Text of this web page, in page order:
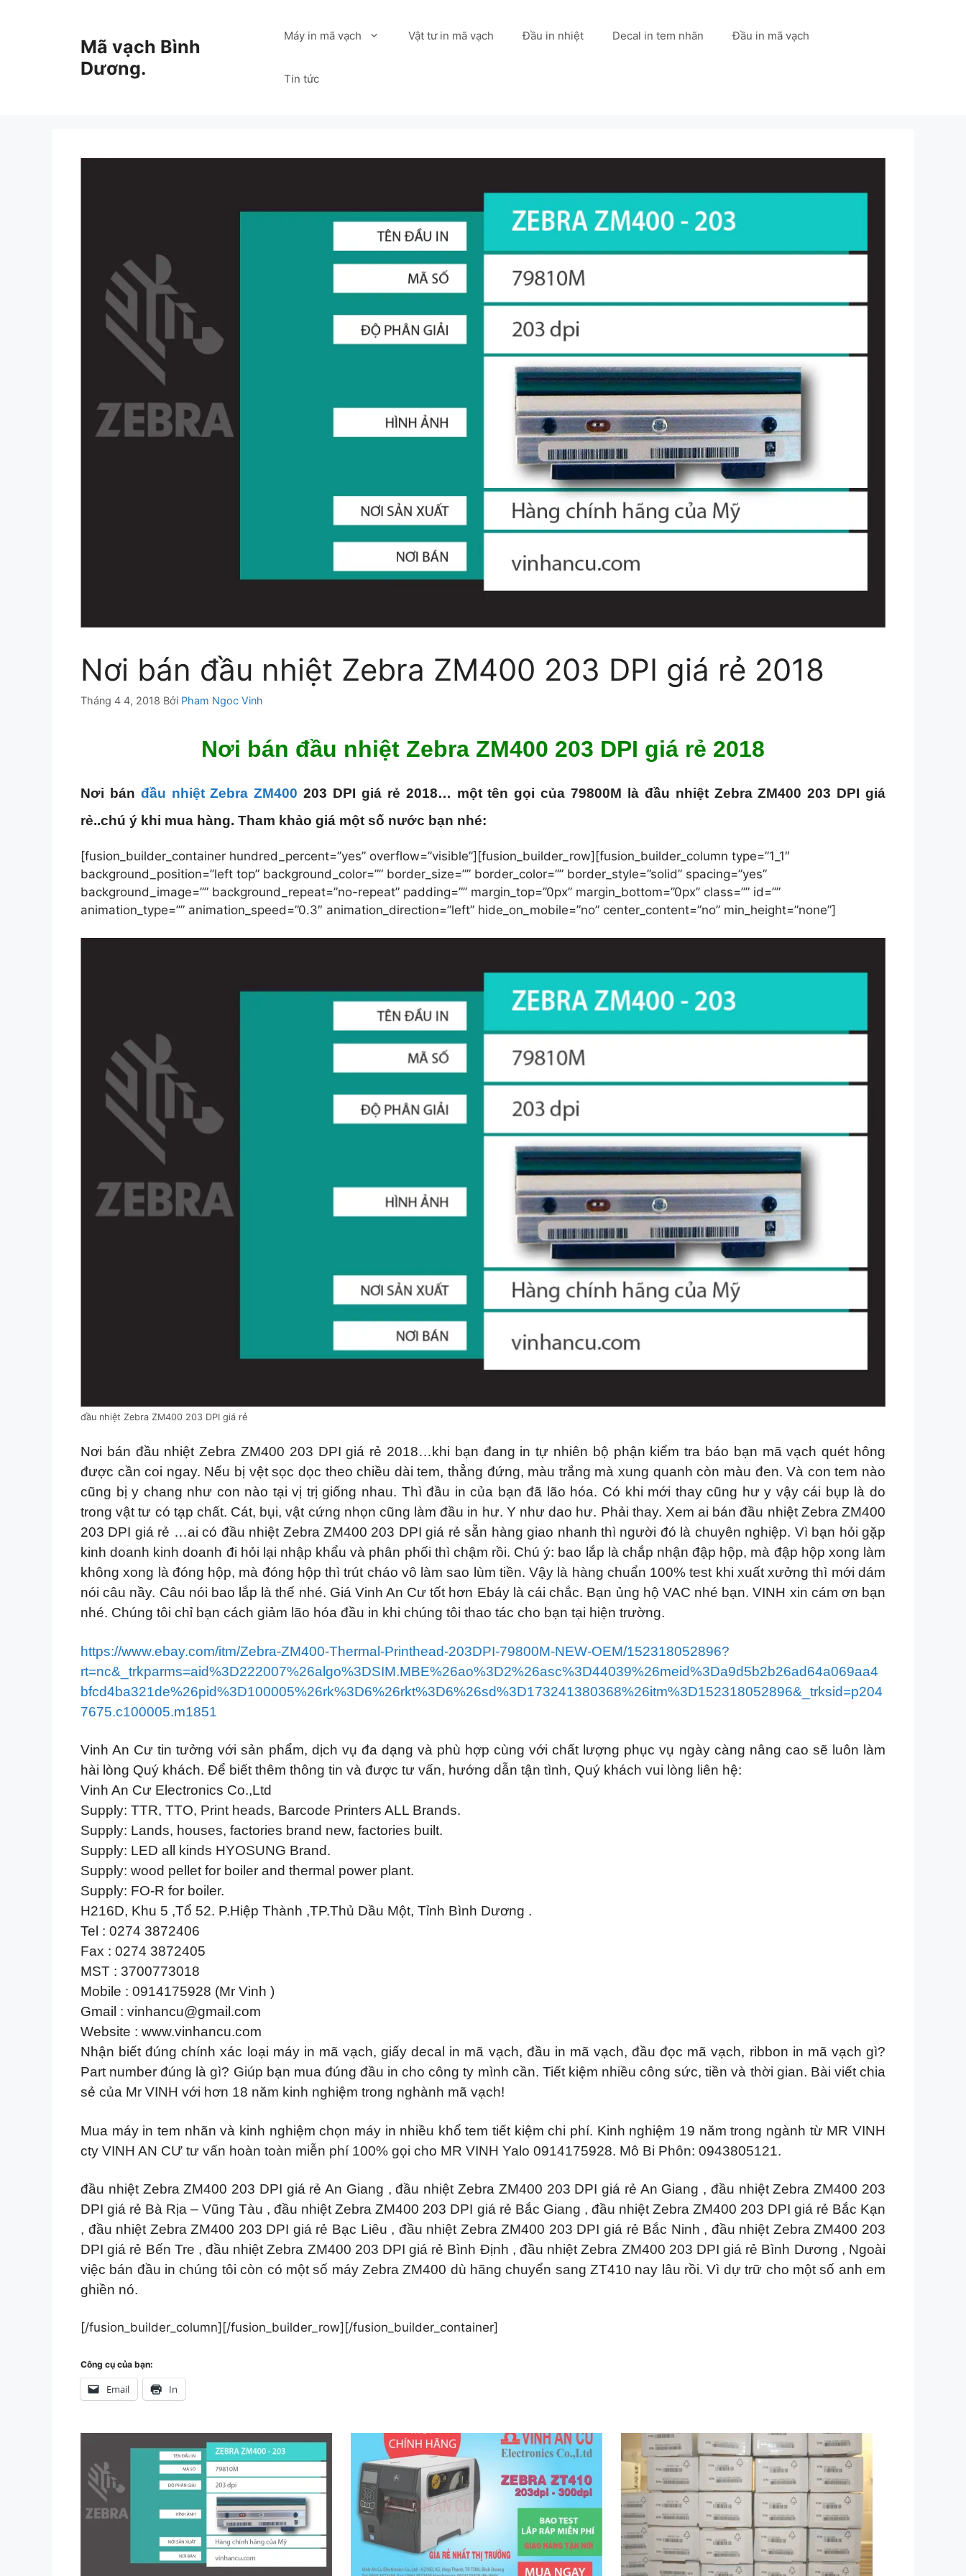
Mã vạch Bình
Dương.
Máy in mã vạch Vật tư in mã vạch Đầu in nhiệt Decal in tem nhãn Đầu in mã vạch
Tin tức
Nơi bán đầu nhiệt Zebra ZM400 203 DPI giá rẻ 2018
Tháng 4 4, 2018 Bởi Pham Ngoc Vinh
Nơi bán đầu nhiệt Zebra ZM400 203 DPI giá rẻ 2018
Nơi bán đầu nhiệt Zebra ZM400203 DPI giá rẻ 2018… một tên gọi của 79800M là đầu nhiệt Zebra ZM400 203 DPI giá
rẻ..chú ý khi mua hàng. Tham khảo giá một số nước bạn nhé:
[fusion_builder_container hundred_percent=”yes” overflow=”visible”][fusion_builder_row][fusion_builder_column type=”1_1″
background_position=”left top” background_color=”” border_size=”” border_color=”” border_style=”solid” spacing=”yes”
background_image=”” background_repeat=”no-repeat” padding=”” margin_top=”0px” margin_bottom=”0px” class=”” id=””
animation_type=”” animation_speed=”0.3″ animation_direction=”left” hide_on_mobile=”no” center_content=”no” min_height=”none”]
đầu nhiệt Zebra ZM400 203 DPI giá rẻ
Nơi bán đầu nhiệt Zebra ZM400 203 DPI giá rẻ 2018…khi bạn đang in tự nhiên bộ phận kiểm tra báo bạn mã vạch quét hông
được cần coi ngay. Nếu bị vệt sọc dọc theo chiều dài tem, thẳng đứng, màu trắng mà xung quanh còn màu đen. Và con tem nào
cũng bị y chang như con nào tại vị trị giống nhau. Thì đầu in của bạn đã lão hóa. Có khi mới thay cũng hư y vậy cái bụp là do
trong vật tư có tạp chất. Cát, bụi, vật cứng nhọn cũng làm đầu in hư. Y như dao hư. Phải thay. Xem ai bán đầu nhiệt Zebra ZM400
203 DPI giá rẻ …ai có đầu nhiệt Zebra ZM400 203 DPI giá rẻ sẵn hàng giao nhanh thì người đó là chuyên nghiệp. Vì bạn hỏi gặp
kinh doanh kinh doanh đi hỏi lại nhập khẩu và phân phối thì chậm rồi. Chú ý: bao lắp là chắp nhận đập hộp, mà đập hộp xong làm
không xong là đóng hộp, mà đóng hộp thì trút cháo vô làm sao lùm tiền. Vậy là hàng chuẩn 100% test khi xuất xưởng thì mới dám
nói câu nầy. Câu nói bao lắp là thế nhé. Giá Vinh An Cư tốt hơn Ebáy là cái chắc. Bạn ủng hộ VAC nhé bạn. VINH xin cám ơn bạn
nhé. Chúng tôi chỉ bạn cách giảm lão hóa đầu in khi chúng tôi thao tác cho bạn tại hiện trường.
https://www.ebay.com/itm/Zebra-ZM400-Thermal-Printhead-203DPI-79800M-NEW-OEM/152318052896?
rt=nc&_trkparms=aid%3D222007%26algo%3DSIM.MBE%26ao%3D2%26asc%3D44039%26meid%3Da9d5b2b26ad64a069aa4
bfcd4ba321de%26pid%3D100005%26rk%3D6%26rkt%3D6%26sd%3D173241380368%26itm%3D152318052896&_trksid=p204
7675.c100005.m1851
Vinh An Cư tin tưởng với sản phẩm, dịch vụ đa dạng và phù hợp cùng với chất lượng phục vụ ngày càng nâng cao sẽ luôn làm
hài lòng Quý khách. Để biết thêm thông tin và được tư vấn, hướng dẫn tận tình, Quý khách vui lòng liên hệ:
Vinh An Cư Electronics Co.,Ltd
Supply: TTR, TTO, Print heads, Barcode Printers ALL Brands.
Supply: Lands, houses, factories brand new, factories built.
Supply: LED all kinds HYOSUNG Brand.
Supply: wood pellet for boiler and thermal power plant.
Supply: FO-R for boiler.
H216D, Khu 5 ,Tổ 52. P.Hiệp Thành ,TP.Thủ Dầu Một, Tỉnh Bình Dương .
Tel : 0274 3872406
Fax : 0274 3872405
MST : 3700773018
Mobile : 0914175928 (Mr Vinh )
Gmail : vinhancu@gmail.com
Website : www.vinhancu.com
Nhận biết đúng chính xác loại máy in mã vạch, giấy decal in mã vạch, đầu in mã vạch, đầu đọc mã vạch, ribbon in mã vạch gì?
Part number đúng là gì? Giúp bạn mua đúng đầu in cho công ty mình cần. Tiết kiệm nhiều công sức, tiền và thời gian. Bài viết chia
sẻ của Mr VINH với hơn 18 năm kinh nghiệm trong nghành mã vạch!
Mua máy in tem nhãn và kinh nghiệm chọn máy in nhiều khổ tem tiết kiệm chi phí. Kinh nghiệm 19 năm trong ngành từ MR VINH
cty VINH AN CƯ tư vấn hoàn toàn miễn phí 100% gọi cho MR VINH Yalo 0914175928. Mô Bi Phôn: 0943805121.
đầu nhiệt Zebra ZM400 203 DPI giá rẻ An Giang , đầu nhiệt Zebra ZM400 203 DPI giá rẻ An Giang , đầu nhiệt Zebra ZM400 203
DPI giá rẻ Bà Rịa – Vũng Tàu , đầu nhiệt Zebra ZM400 203 DPI giá rẻ Bắc Giang , đầu nhiệt Zebra ZM400 203 DPI giá rẻ Bắc Kạn
, đầu nhiệt Zebra ZM400 203 DPI giá rẻ Bạc Liêu , đầu nhiệt Zebra ZM400 203 DPI giá rẻ Bắc Ninh , đầu nhiệt Zebra ZM400 203
DPI giá rẻ Bến Tre , đầu nhiệt Zebra ZM400 203 DPI giá rẻ Bình Định , đầu nhiệt Zebra ZM400 203 DPI giá rẻ Bình Dương , Ngoài
việc bán đầu in chúng tôi còn có một số máy Zebra ZM400 dù hãng chuyển sang ZT410 nay lâu rồi. Vì dự trữ cho một số anh em
ghiền nó.
[/fusion_builder_column][/fusion_builder_row][/fusion_builder_container]
Công cụ của bạn:
Email In